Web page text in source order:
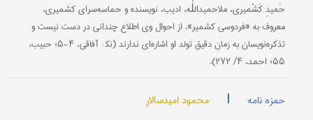
حَمیدِ کَشْمیری، ملاحمیداللٰه، ادیب، نویسنده و حماسه‌سرای کشمیری،
معروف به «فردوسی کشمیر». از احوال وی اطلاع چندانی در دست نیست و
تذکره‌نویسان به زمان دقیق تولد او اشاره‌ای ندارند (نک‍ : آفاقی، ۴-۵؛ حبیب،
۵۵؛ احمد، ۴/ ۲۷۲).
حمزه نامه | محمود امیدسالار